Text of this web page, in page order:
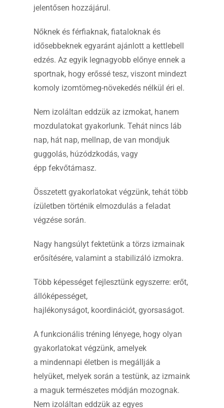
jelentősen hozzájárul.
Nőknek és férfiaknak, fiataloknak és
idősebbeknek egyaránt ajánlott a kettlebell
edzés. Az egyik legnagyobb előnye ennek a
sportnak, hogy erőssé tesz, viszont mindezt
komoly izomtömeg-növekedés nélkül éri el.
Nem izoláltan eddzük az izmokat, hanem
mozdulatokat gyakorlunk. Tehát nincs láb
nap, hát nap, mellnap, de van mondjuk
guggolás, húzódzkodás, vagy
épp fekvőtámasz.
Összetett gyakorlatokat végzünk, tehát több
ízületben történik elmozdulás a feladat
végzése során.
Nagy hangsúlyt fektetünk a törzs izmainak
erősítésére, valamint a stabilizáló izmokra.
Több képességet fejlesztünk egyszerre: erőt,
állóképességet,
hajlékonyságot, koordinációt, gyorsaságot.
A funkcionális tréning lényege, hogy olyan
gyakorlatokat végzünk, amelyek
a mindennapi életben is megállják a
helyüket, melyek során a testünk, az izmaink
a maguk természetes módján mozognak.
Nem izoláltan eddzük az egyes